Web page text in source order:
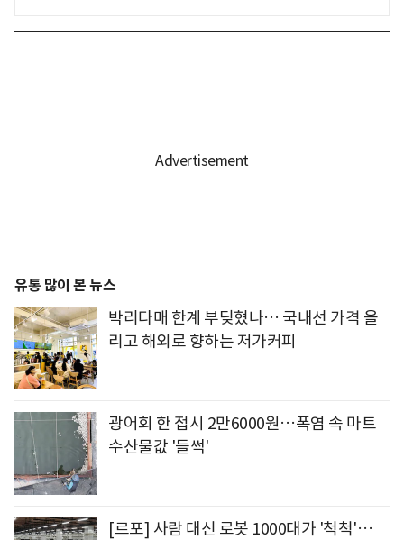
유통 많이 본 뉴스
박리다매 한계 부딪혔나… 국내선 가격 올
리고 해외로 향하는 저가커피
광어회 한 접시 2만6000원…폭염 속 마트
수산물값 '들썩'
[르포] 사람 대신 로봇 1000대가 '척척'…